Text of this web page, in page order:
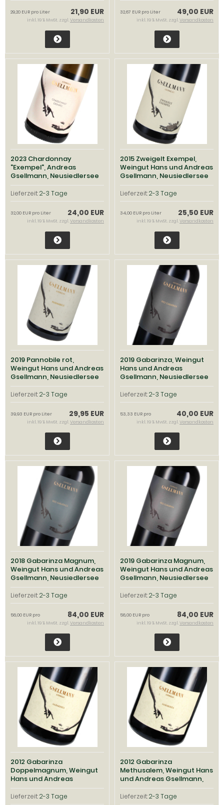
21,90 EUR
29,20 EUR pro Liter
inkl. 19 % MwSt. zzgl.Versandkosten
49,00 EUR
32,67 EUR pro Liter
inkl. 19 % MwSt. zzgl.Versandkosten
2023 Chardonnay
"Exempel", Andreas
Gsellmann, Neusiedlersee
Lieferzeit:2-3 Tage
24,00 EUR
32,00 EUR pro Liter
inkl. 19 % MwSt. zzgl.Versandkosten
2015 Zweigelt Exempel,
Weingut Hans und Andreas
Gsellmann, Neusiedlersee
Lieferzeit:2-3 Tage
25,50 EUR
34,00 EUR pro Liter
inkl. 19 % MwSt. zzgl.Versandkosten
2019 Pannobile rot,
Weingut Hans und Andreas
Gsellmann, Neusiedlersee
Lieferzeit:2-3 Tage
29,95 EUR
39,93 EUR pro Liter
inkl. 19 % MwSt. zzgl.Versandkosten
2019 Gabarinza, Weingut
Hans und Andreas
Gsellmann, Neusiedlersee
Lieferzeit:2-3 Tage
40,00 EUR
53,33 EUR pro
inkl. 19 % MwSt. zzgl.Versandkosten
2018 Gabarinza Magnum,
Weingut Hans und Andreas
Gsellmann, Neusiedlersee
Lieferzeit:2-3 Tage
84,00 EUR
56,00 EUR pro
inkl. 19 % MwSt. zzgl.Versandkosten
2019 Gabarinza Magnum,
Weingut Hans und Andreas
Gsellmann, Neusiedlersee
Lieferzeit:2-3 Tage
84,00 EUR
56,00 EUR pro
inkl. 19 % MwSt. zzgl.Versandkosten
2012 Gabarinza
Doppelmagnum, Weingut
Hans und Andreas
Gsellmann, Neusiedlersee
Lieferzeit:2-3 Tage
2012 Gabarinza
Methusalem, Weingut Hans
und Andreas Gsellmann,
Neusiedlersee
Lieferzeit:2-3 Tage